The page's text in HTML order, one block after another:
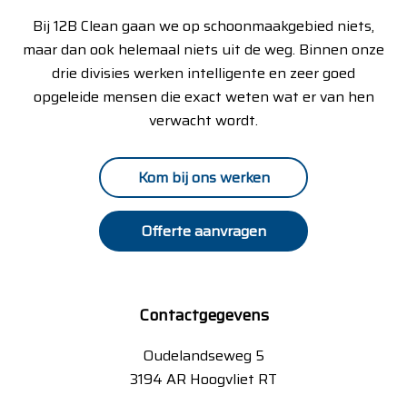
Bij 12B Clean gaan we op schoonmaakgebied niets,
maar dan ook helemaal niets uit de weg. Binnen onze
drie divisies werken intelligente en zeer goed
opgeleide mensen die exact weten wat er van hen
verwacht wordt.
Kom bij ons werken
Offerte aanvragen
Contactgegevens
Oudelandseweg 5
3194 AR Hoogvliet RT